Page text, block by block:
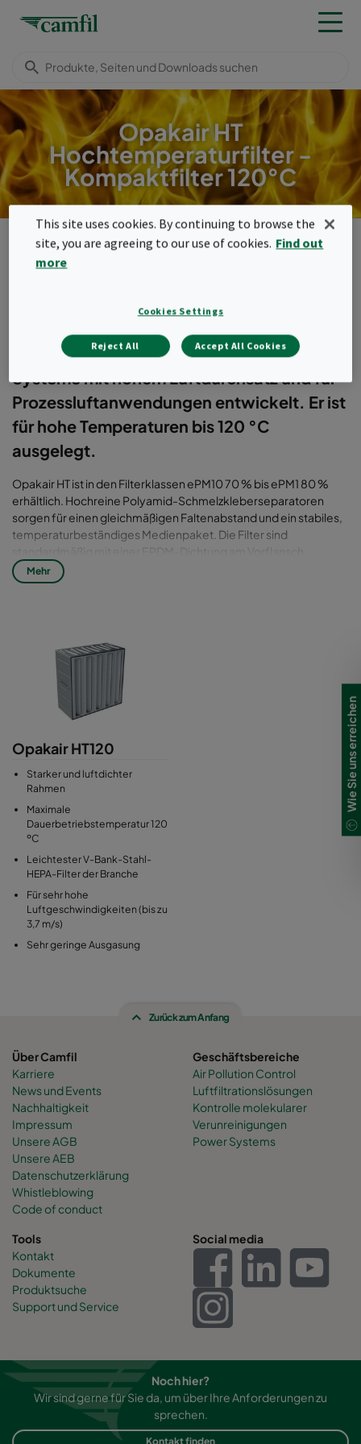
Opakair HT
Hochtemperaturfilter -
Kompaktfilter 120°C
Camfil
Hochtemperaturfilter
Kompaktfilter (120 °C)
Opakair HT
Opakair HT
Der Kompaktfilter Opakair HT wurde für
Systeme mit hohem Luftdurchsatz und für
Prozessluftanwendungen entwickelt. Er ist
für hohe Temperaturen bis 120 °C
ausgelegt.
Opakair HT ist in den Filterklassen ePM10 70 % bis ePM1 80 %
erhältlich. Hochreine Polyamid-Schmelzkleberseparatoren
sorgen für einen gleichmäßigen Faltenabstand und ein stabiles,
temperaturbeständiges Medienpaket. Die Filter sind
standardmäßig mit einer EPDM-Dichtung am Vorflansch
ausgestattet, welche das Risiko eines Luftbypasses ausschließt.
und sind robust, langlebig und dennoch leicht.
Mehr
Opakair HT120
Starker und luftdichter
Rahmen
Maximale
Dauerbetriebstemperatur 120
ºC
Leichtester V-Bank-Stahl-
HEPA-Filter der Branche
Für sehr hohe
Luftgeschwindigkeiten (bis zu
3,7 m/s)
Sehr geringe Ausgasung
Zurück zum Anfang
Über Camfil
Karriere
News und Events
Nachhaltigkeit
Impressum
Unsere AGB
Unsere AEB
Datenschutzerklärung
Whistleblowing
Code of conduct
Geschäftsbereiche
Air Pollution Control
Luftfiltrationslösungen
Kontrolle molekularer
Verunreinigungen
Power Systems
Tools
Kontakt
Dokumente
Produktsuche
Support und Service
Social media
Noch hier?
Wir sind gerne für Sie da, um über Ihre Anforderungen zu
sprechen.
Kontakt finden
Wie Sie uns erreichen
This site uses cookies. By continuing to browse the
site, you are agreeing to our use of cookies. Find out
more
Cookies Settings
Reject All Accept All Cookies